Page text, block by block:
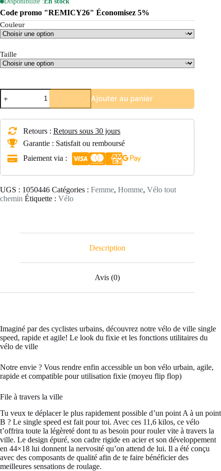
Code promo "REMICY26" Économisez 5%
Couleur
Taille
quantité
de
VELO
VILLE
SINGLE
SPEED
500
Ajouter au panier
Retours : Retours sous 30 jours
Garantie : Satisfait ou remboursé
Paiement via :
UGS : 1050446 Catégories : Femme, Homme, Vélo tout
chemin Étiquette : Vélo
Description
Avis (0)
Imaginé par des cyclistes urbains, découvrez notre vélo de ville single
speed, rapide et agile! Le look du fixie et les fonctions utilitaires du
vélo de ville
Notre envie ? Vous rendre enfin accessible un bon vélo urbain, agile,
rapide et compatible pour utilisation fixie (moyeu flip flop)
File à travers la ville
Tu veux te déplacer le plus rapidement possible d’un point A à un point
B ? Le single speed est fait pour toi. Avec ces 11,6 kilos, ce vélo
t’offrira toute la légèreté dont tu as besoin pour rouler vite à travers la
ville. Le design épuré, son cadre rigide en acier et son développement
en 44×18 lui donnent la nervosité qu’on attend de lui. Il a été conçu
avec des composants de qualité afin de te faire bénéficier des
meilleures sensations de roulage.